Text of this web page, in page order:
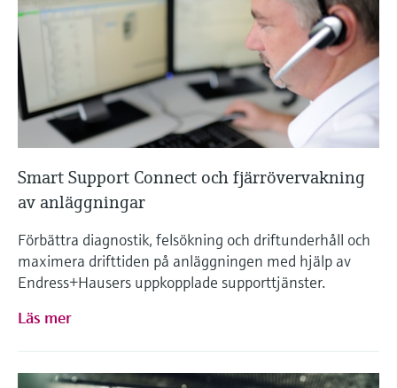
Smart Support Connect och fjärrövervakning
av anläggningar
Förbättra diagnostik, felsökning och driftunderhåll och
maximera drifttiden på anläggningen med hjälp av
Endress+Hausers uppkopplade supporttjänster.
Läs mer